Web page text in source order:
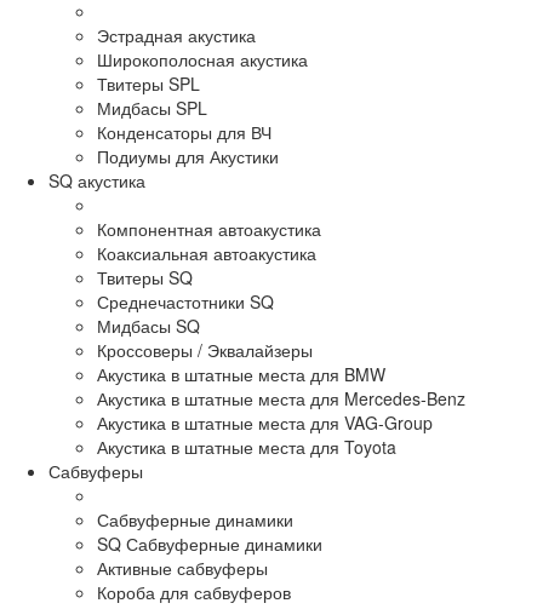
Эстрадная акустика
Широкополосная акустика
Твитеры SPL
Мидбасы SPL
Конденсаторы для ВЧ
Подиумы для Акустики
SQ акустика
Компонентная автоакустика
Коаксиальная автоакустика
Твитеры SQ
Среднечастотники SQ
Мидбасы SQ
Кроссоверы / Эквалайзеры
Акустика в штатные места для BMW
Акустика в штатные места для Mercedes-Benz
Акустика в штатные места для VAG-Group
Акустика в штатные места для Toyota
Сабвуферы
Сабвуферные динамики
SQ Сабвуферные динамики
Активные сабвуферы
Короба для сабвуферов